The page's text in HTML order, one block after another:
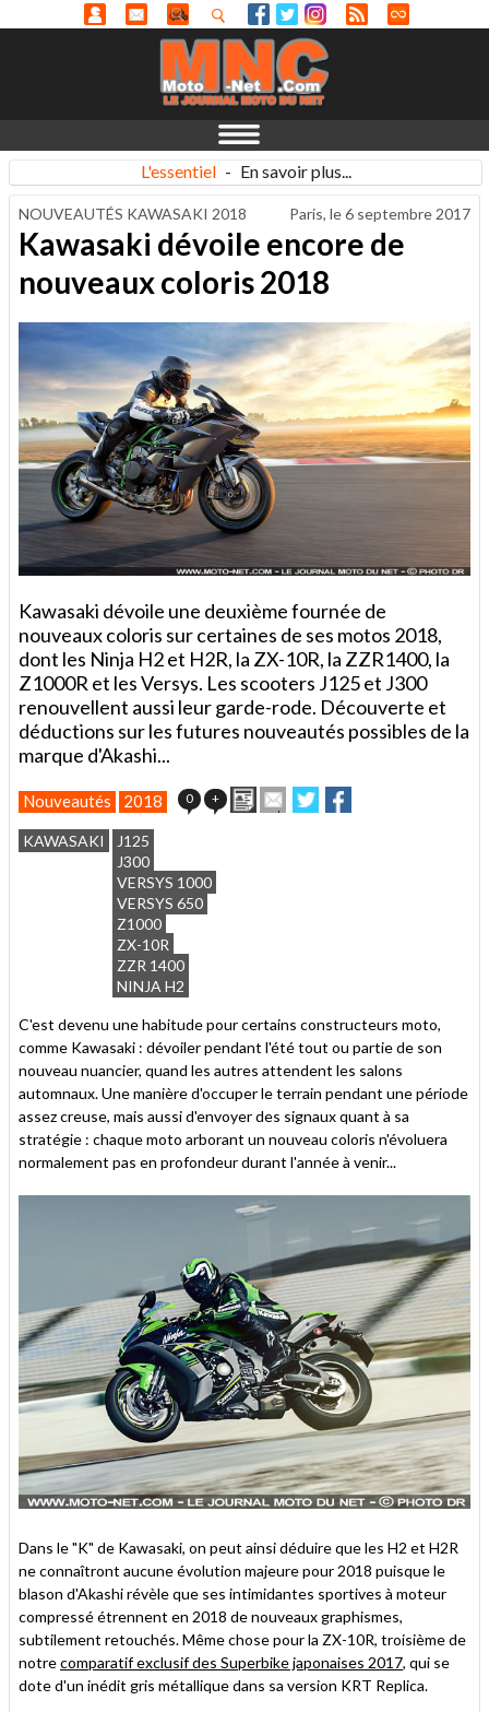
L'essentiel - En savoir plus...
NOUVEAUTÉS KAWASAKI 2018 Paris, le6 septembre 2017
Kawasaki dévoile encore de
nouveaux coloris 2018
Kawasaki dévoile une deuxième fournée de
nouveaux coloris sur certaines de ses motos 2018,
dont les Ninja H2 et H2R, la ZX-10R, la ZZR1400, la
Z1000R et les Versys. Les scooters J125 et J300
renouvellent aussi leur garde-rode. Découverte et
déductions sur les futures nouveautés possibles de la
marque d'Akashi...
Nouveautés 2018 0 + ImprimerEnvoyer
cet
Partager
sur
sur
KAWASAKI
J125
J300
VERSYS 1000
VERSYS 650
Z1000
ZX-10R
ZZR 1400
NINJA H2
C'est devenu une habitude pour certains constructeurs moto,
comme Kawasaki : dévoiler pendant l'été tout ou partie de son
nouveau nuancier, quand les autres attendent les salons
automnaux. Une manière d'occuper le terrain pendant une période
assez creuse, mais aussi d'envoyer des signaux quant à sa
stratégie : chaque moto arborant un nouveau coloris n'évoluera
normalement pas en profondeur durant l'année à venir...
Dans le "K" de Kawasaki, on peut ainsi déduire que les H2 et H2R
ne connaîtront aucune évolution majeure pour 2018 puisque le
blason d'Akashi révèle que ses intimidantes sportives à moteur
compressé étrennent en 2018 de nouveaux graphismes,
subtilement retouchés. Même chose pour la ZX-10R, troisième de
notrecomparatif exclusif des Superbike japonaises 2017, qui se
dote d'un inédit gris métallique dans sa version KRT Replica.